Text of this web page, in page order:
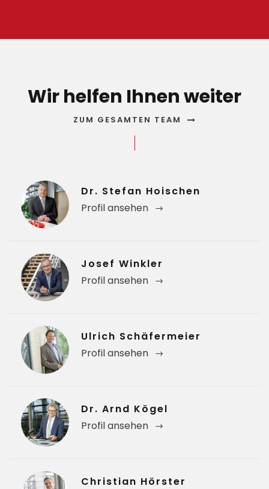
Wir helfen Ihnen weiter
ZUM GESAMTEN TEAM
Dr. Stefan Hoischen
Profil ansehen
Josef Winkler
Profil ansehen
Ulrich Schäfermeier
Profil ansehen
Dr. Arnd Kögel
Profil ansehen
Christian Hörster